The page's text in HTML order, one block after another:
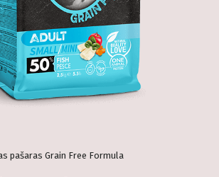
pašaras Grain Free Formula